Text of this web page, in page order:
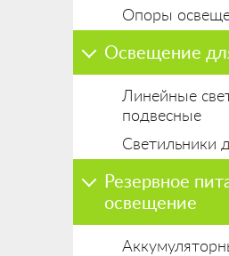
Опоры
Освещение
Линейные
подвесные
Светильники
Резервное
освещение